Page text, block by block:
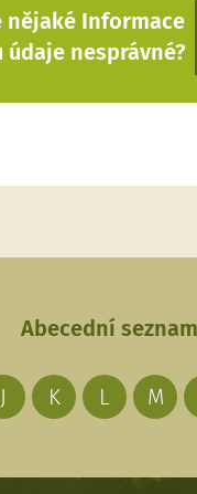
nějaké Informace
údaje nesprávné?
Abecední
J K L M